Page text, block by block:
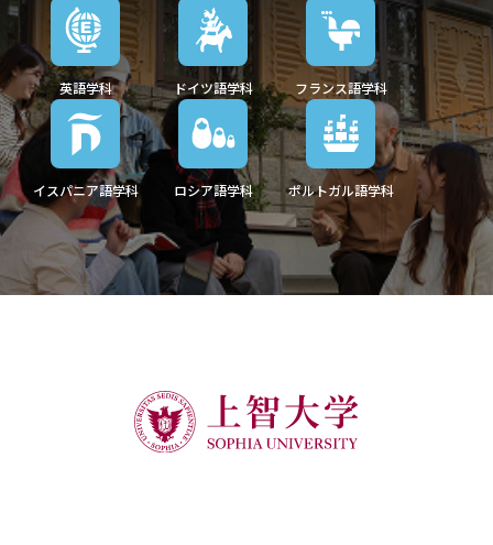
英語学科 ドイツ語学科 フランス語学科
イスパニア語学科 ロシア語学科 ポルトガル語学科